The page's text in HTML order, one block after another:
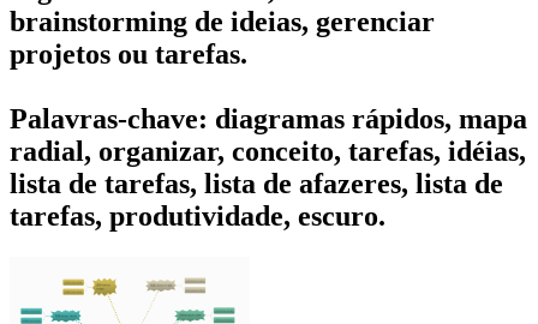
brainstorming de ideias, gerenciar
projetos ou tarefas.
Palavras-chave: diagramas rápidos, mapa
radial, organizar, conceito, tarefas, idéias,
lista de tarefas, lista de afazeres, lista de
tarefas, produtividade, escuro.